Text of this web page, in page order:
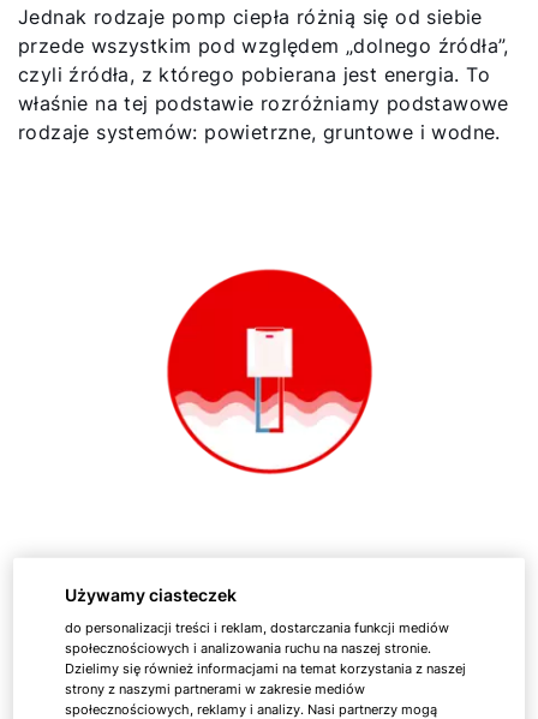
Jednak rodzaje pomp ciepła różnią się od siebie
przede wszystkim pod względem „dolnego źródła”,
czyli źródła, z którego pobierana jest energia. To
właśnie na tej podstawie rozróżniamy podstawowe
rodzaje systemów: powietrzne, gruntowe i wodne.
Pompa ciepła typu woda/woda
Używamy ciasteczek
do personalizacji treści i reklam, dostarczania funkcji mediów
społecznościowych i analizowania ruchu na naszej stronie.
Dzielimy się również informacjami na temat korzystania z naszej
strony z naszymi partnerami w zakresie mediów
społecznościowych, reklamy i analizy. Nasi partnerzy mogą